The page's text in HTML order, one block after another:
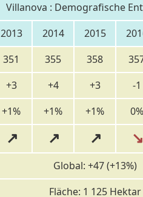
Villanova : Demografische
2013 2014 2015
351 355 358
+3 +4 +3 -1
+1% +1% +1% 0%
↗ ↗ ↗ ↘
Global: +47 (+13%)
Fläche: 1 125 Hektar